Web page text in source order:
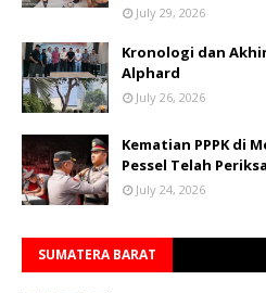
July 29, 2026
Kronologi dan
Alphard
July 26, 2026
Kematian PPPK di
Pessel Telah
July 24, 2026
SUMATERA BARAT